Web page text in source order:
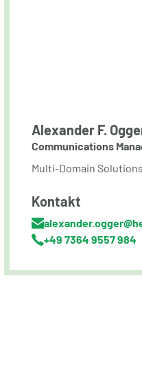
Alexander F.
Communications
Multi-Domain
Kontakt
+49 7364 9557 984